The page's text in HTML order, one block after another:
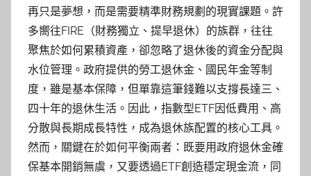
再只是夢想，而是需要精準財務規劃的現實課題。許
多嚮往FIRE（財務獨立、提早退休）的族群，往往
聚焦於如何累積資產，卻忽略了退休後的資金分配與
水位管理。政府提供的勞工退休金、國民年金等制
度，雖是基本保障，但單靠這筆錢難以支撐長達三、
四十年的退休生活。因此，指數型ETF因低費用、高
分散與長期成長特性，成為退休族配置的核心工具。
然而，關鍵在於如何平衡兩者：既要用政府退休金確
保基本開銷無虞，又要透過ETF創造穩定現金流，同